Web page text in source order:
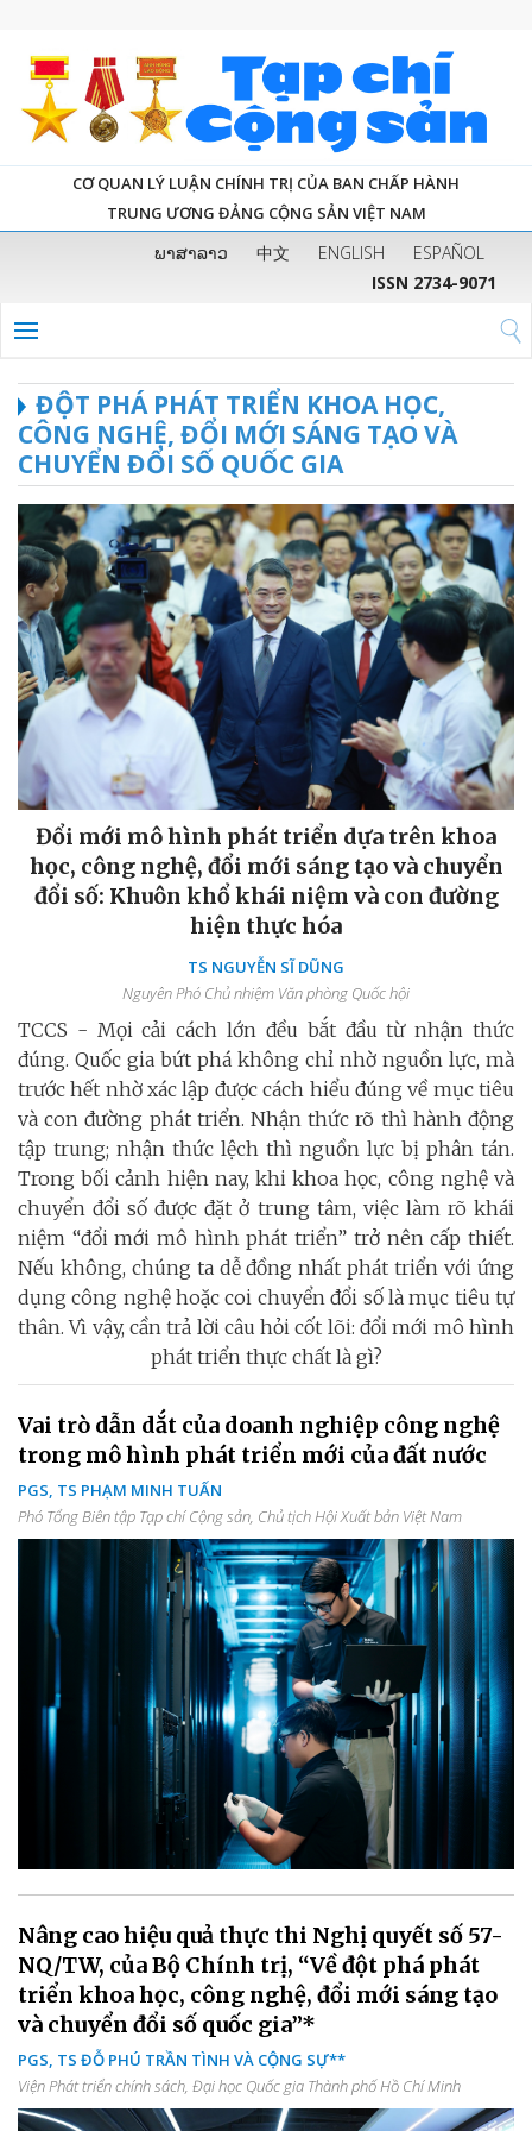
CƠ QUAN LÝ LUẬN CHÍNH TRỊ CỦA BAN CHẤP HÀNH
TRUNG ƯƠNG ĐẢNG CỘNG SẢN VIỆT NAM
ພາສາລາວ 中文 ENGLISH
ESPAÑOL
ISSN 2734-9071
ĐỘT PHÁ PHÁT TRIỂN KHOA HỌC,
CÔNG NGHỆ, ĐỔI MỚI SÁNG TẠO VÀ
CHUYỂN ĐỔI SỐ QUỐC GIA
Đổi mới mô hình phát triển dựa trên khoa
học, công nghệ, đổi mới sáng tạo và chuyển
đổi số: Khuôn khổ khái niệm và con đường
hiện thực hóa
TS NGUYỄN SĨ DŨNG
Nguyên Phó Chủ nhiệm Văn phòng Quốc hội
TCCS - Mọi cải cách lớn đều bắt đầu từ nhận thức
đúng. Quốc gia bứt phá không chỉ nhờ nguồn lực, mà
trước hết nhờ xác lập được cách hiểu đúng về mục tiêu
và con đường phát triển. Nhận thức rõ thì hành động
tập trung; nhận thức lệch thì nguồn lực bị phân tán.
Trong bối cảnh hiện nay, khi khoa học, công nghệ và
chuyển đổi số được đặt ở trung tâm, việc làm rõ khái
niệm “đổi mới mô hình phát triển” trở nên cấp thiết.
Nếu không, chúng ta dễ đồng nhất phát triển với ứng
dụng công nghệ hoặc coi chuyển đổi số là mục tiêu tự
thân. Vì vậy, cần trả lời câu hỏi cốt lõi: đổi mới mô hình
phát triển thực chất là gì?
Vai trò dẫn dắt của doanh nghiệp công nghệ
trong mô hình phát triển mới của đất nước
PGS, TS PHẠM MINH TUẤN
Phó Tổng Biên tập Tạp chí Cộng sản, Chủ tịch Hội Xuất bản Việt Nam
Nâng cao hiệu quả thực thi Nghị quyết số 57-
NQ/TW, của Bộ Chính trị, “Về đột phá phát
triển khoa học, công nghệ, đổi mới sáng tạo
và chuyển đổi số quốc gia”*
PGS, TS ĐỖ PHÚ TRẦN TÌNH VÀ CỘNG SỰ**
Viện Phát triển chính sách, Đại học Quốc gia Thành phố Hồ Chí Minh